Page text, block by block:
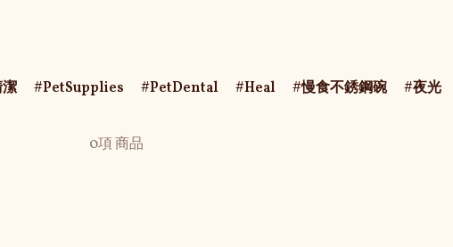
PetSupplies PetDental Heal 慢食不銹鋼碗 夜光
0項 商品